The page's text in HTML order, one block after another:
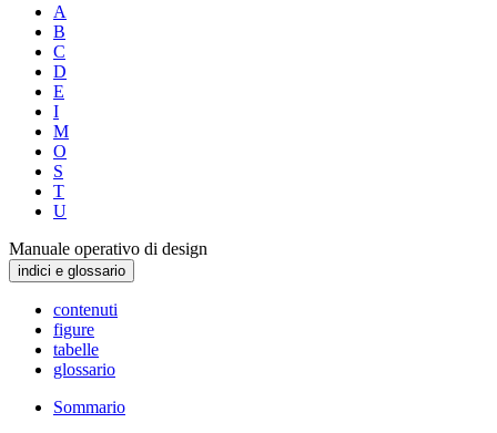
A
B
C
D
E
I
M
O
S
T
U
Manuale operativo di design
indici e glossario
contenuti
figure
tabelle
glossario
Sommario